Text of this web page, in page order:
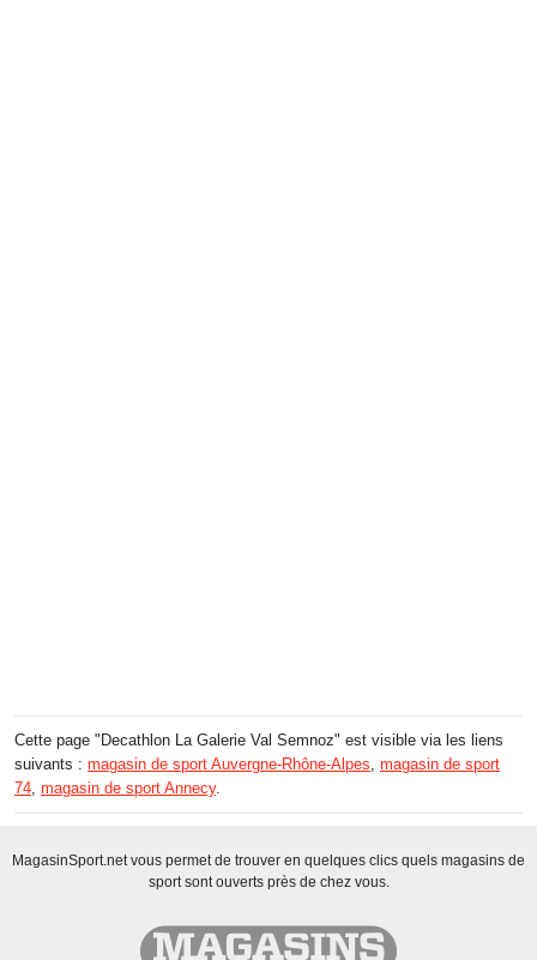
Cette page "Decathlon La Galerie Val Semnoz" est visible via les liens
suivants : magasin de sport Auvergne-Rhône-Alpes magasin de sport
74 magasin de sport Annecy.
MagasinSport.net vous permet de trouver en quelques clics quels magasins de
sport sont ouverts près de chez vous.